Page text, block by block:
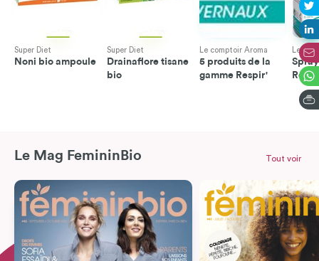
Super Diet
Noni bio ampoule
Super Diet
Drainaflore tisane
bio
Le comptoir Aroma
5 produits de la
gamme Respir'
Le
Le Mag FemininBio Tout voir